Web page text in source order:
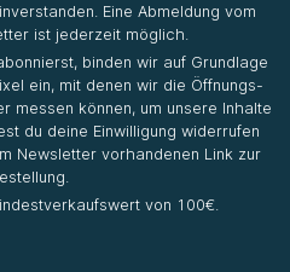
Eine Abmeldung vom
ist jederzeit möglich.
binden wir auf Grundlage
ein, mit denen wir die Öffnungs-
messen können, um unsere Inhalte
du deine Einwilligung widerrufen
Newsletter vorhandenen Link zur
von 100€.